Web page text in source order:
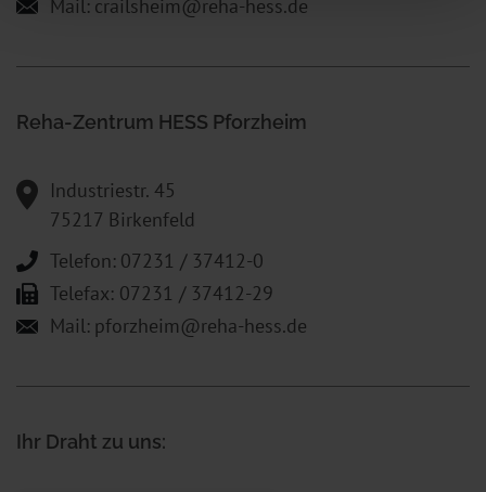
Mail: crailsheim@reha-hess.de
Reha-Zentrum HESS Pforzheim
Industriestr. 45
75217 Birkenfeld
Telefon: 07231 / 37412-0
Telefax: 07231 / 37412-29
Mail: pforzheim@reha-hess.de
Ihr Draht zu uns: